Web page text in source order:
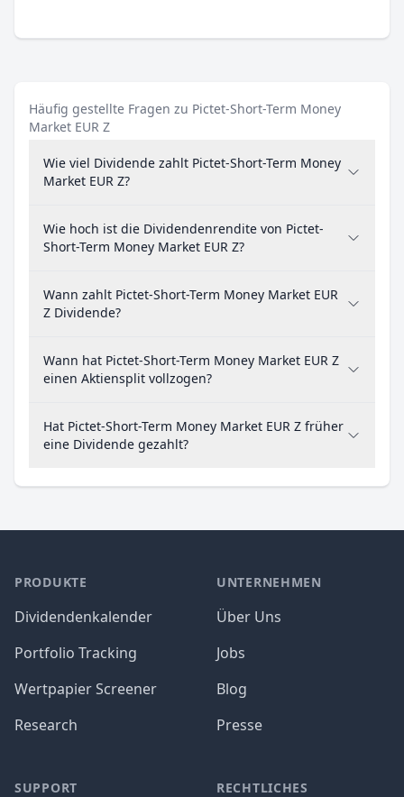
Häufig gestellte Fragen zu Pictet-Short-Term Money
Market EUR Z
Wie viel Dividende zahlt Pictet-Short-Term Money
Market EUR Z?
Wie hoch ist die Dividendenrendite von Pictet-
Short-Term Money Market EUR Z?
Wann zahlt Pictet-Short-Term Money Market EUR
Z Dividende?
Wann hat Pictet-Short-Term Money Market EUR Z
einen Aktiensplit vollzogen?
Hat Pictet-Short-Term Money Market EUR Z früher
eine Dividende gezahlt?
PRODUKTE
Dividendenkalender
Portfolio Tracking
Wertpapier Screener
Research
SUPPORT
UNTERNEHMEN
Über Uns
Jobs
Blog
Presse
RECHTLICHES